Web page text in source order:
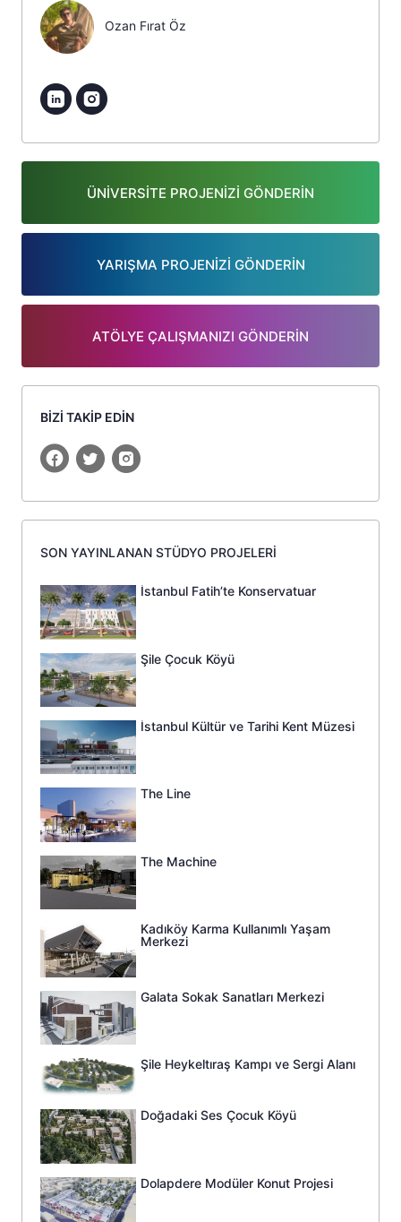
Ozan Fırat Öz
ÜNİVERSİTE PROJENİZİ GÖNDERİN
YARIŞMA PROJENİZİ GÖNDERİN
ATÖLYE ÇALIŞMANIZI GÖNDERİN
BİZİ TAKİP EDİN
SON YAYINLANAN STÜDYO PROJELERİ
İstanbul Fatih’te Konservatuar
Şile Çocuk Köyü
İstanbul Kültür ve Tarihi Kent Müzesi
The Line
The Machine
Kadıköy Karma Kullanımlı Yaşam
Merkezi
Galata Sokak Sanatları Merkezi
Şile Heykeltıraş Kampı ve Sergi Alanı
Doğadaki Ses Çocuk Köyü
Dolapdere Modüler Konut Projesi